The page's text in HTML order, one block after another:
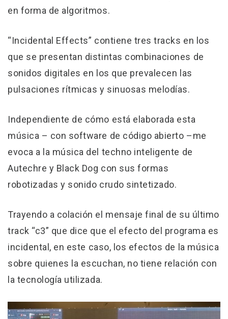
en forma de algoritmos.
“Incidental Effects” contiene tres tracks en los
que se presentan distintas combinaciones de
sonidos digitales en los que prevalecen las
pulsaciones rítmicas y sinuosas melodías.
Independiente de cómo está elaborada esta
música – con software de código abierto –me
evoca a la música del techno inteligente de
Autechre y Black Dog con sus formas
robotizadas y sonido crudo sintetizado.
Trayendo a colación el mensaje final de su último
track “c3” que dice que el efecto del programa es
incidental, en este caso, los efectos de la música
sobre quienes la escuchan, no tiene relación con
la tecnología utilizada.